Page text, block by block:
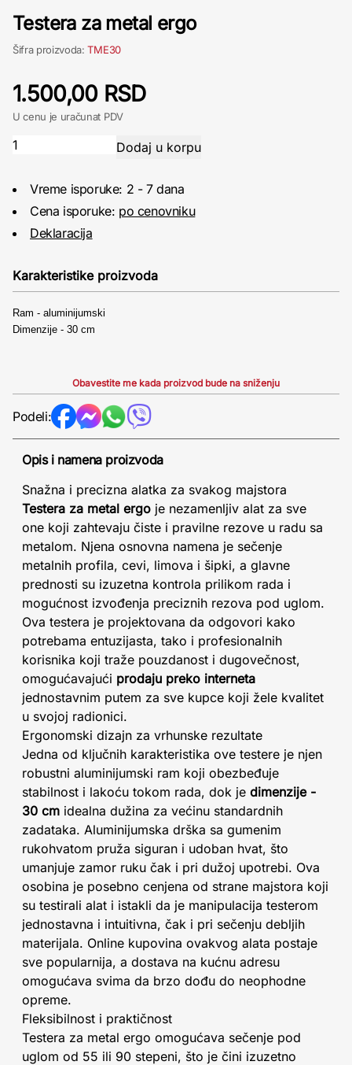
Testera za metal ergo
Šifra proizvoda:TME30
1.500,00 RSD
U cenu je uračunat PDV
Vreme isporuke: 2 - 7 dana
Cena isporuke: po cenovniku
Deklaracija
Karakteristike proizvoda
Ram - aluminijumski
Dimenzije - 30 cm
Obavestite me kada proizvod bude na sniženju
Podeli:
Opis i namena proizvoda
Snažna i precizna alatka za svakog majstora
Testera za metal ergo je nezamenljiv alat za sve
one koji zahtevaju čiste i pravilne rezove u radu sa
metalom. Njena osnovna namena je sečenje
metalnih profila, cevi, limova i šipki, a glavne
prednosti su izuzetna kontrola prilikom rada i
mogućnost izvođenja preciznih rezova pod uglom.
Ova testera je projektovana da odgovori kako
potrebama entuzijasta, tako i profesionalnih
korisnika koji traže pouzdanost i dugovečnost,
omogućavajući prodaju preko interneta
jednostavnim putem za sve kupce koji žele kvalitet
u svojoj radionici.
Ergonomski dizajn za vrhunske rezultate
Jedna od ključnih karakteristika ove testere je njen
robustni aluminijumski ram koji obezbeđuje
stabilnost i lakoću tokom rada, dok je dimenzije -
30 cm idealna dužina za većinu standardnih
zadataka. Aluminijumska drška sa gumenim
rukohvatom pruža siguran i udoban hvat, što
umanjuje zamor ruku čak i pri dužoj upotrebi. Ova
osobina je posebno cenjena od strane majstora koji
su testirali alat i istakli da je manipulacija testerom
jednostavna i intuitivna, čak i pri sečenju debljih
materijala. Online kupovina ovakvog alata postaje
sve popularnija, a dostava na kućnu adresu
omogućava svima da brzo dođu do neophodne
opreme.
Fleksibilnost i praktičnost
Testera za metal ergo omogućava sečenje pod
uglom od 55 ili 90 stepeni, što je čini izuzetno